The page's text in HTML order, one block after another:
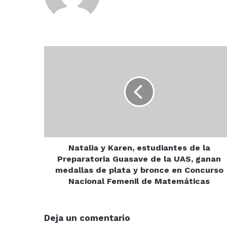
de
UAS,
ganan
medallas
bronce
Natalia y Karen, estudiantes de la
Preparatoria Guasave de la UAS, ganan
medallas de plata y bronce en Concurso
Nacional Femenil de Matemáticas
Deja un comentario